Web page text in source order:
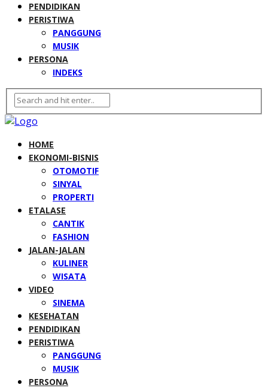
PENDIDIKAN
PERISTIWA
PANGGUNG
MUSIK
PERSONA
INDEKS
HOME
EKONOMI-BISNIS
OTOMOTIF
SINYAL
PROPERTI
ETALASE
CANTIK
FASHION
JALAN-JALAN
KULINER
WISATA
VIDEO
SINEMA
KESEHATAN
PENDIDIKAN
PERISTIWA
PANGGUNG
MUSIK
PERSONA